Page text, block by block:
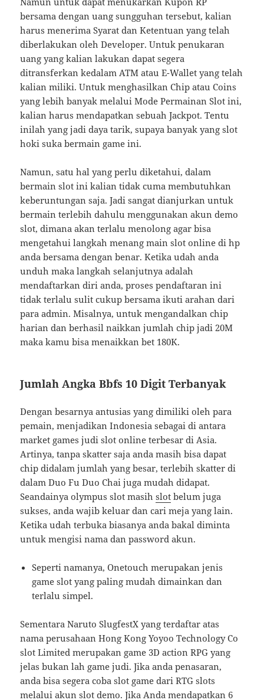
bersama dengan uang sungguhan tersebut, kalian
harus menerima Syarat dan Ketentuan yang telah
diberlakukan oleh Developer. Untuk penukaran
uang yang kalian lakukan dapat segera
ditransferkan kedalam ATM atau E-Wallet yang telah
kalian miliki. Untuk menghasilkan Chip atau Coins
yang lebih banyak melalui Mode Permainan Slot ini,
kalian harus mendapatkan sebuah Jackpot. Tentu
inilah yang jadi daya tarik, supaya banyak yang slot
hoki suka bermain game ini.
Namun, satu hal yang perlu diketahui, dalam
bermain slot ini kalian tidak cuma membutuhkan
keberuntungan saja. Jadi sangat dianjurkan untuk
bermain terlebih dahulu menggunakan akun demo
slot, dimana akan terlalu menolong agar bisa
mengetahui langkah menang main slot online di hp
anda bersama dengan benar. Ketika udah anda
unduh maka langkah selanjutnya adalah
mendaftarkan diri anda, proses pendaftaran ini
tidak terlalu sulit cukup bersama ikuti arahan dari
para admin. Misalnya, untuk mengandalkan chip
harian dan berhasil naikkan jumlah chip jadi 20M
maka kamu bisa menaikkan bet 180K.
Jumlah Angka Bbfs 10 Digit Terbanyak
Dengan besarnya antusias yang dimiliki oleh para
pemain, menjadikan Indonesia sebagai di antara
market games judi slot online terbesar di Asia.
Artinya, tanpa skatter saja anda masih bisa dapat
chip didalam jumlah yang besar, terlebih skatter di
dalam Duo Fu Duo Chai juga mudah didapat.
Seandainya olympus slot masihslot belum juga
sukses, anda wajib keluar dan cari meja yang lain.
Ketika udah terbuka biasanya anda bakal diminta
untuk mengisi nama dan password akun.
Seperti namanya, Onetouch merupakan jenis
game slot yang paling mudah dimainkan dan
terlalu simpel.
Sementara Naruto SlugfestX yang terdaftar atas
nama perusahaan Hong Kong Yoyoo Technology Co
slot Limited merupakan game 3D action RPG yang
jelas bukan lah game judi. Jika anda penasaran,
anda bisa segera coba slot game dari RTG slots
melalui akun slot demo. Jika Anda mendapatkan 6